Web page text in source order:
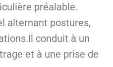
préalable.
alternant postures,
conduit à un
et à une prise de